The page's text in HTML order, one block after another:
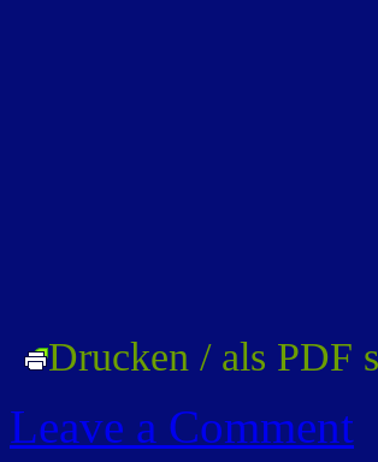
Drucken / als PDF
Leave a Comment